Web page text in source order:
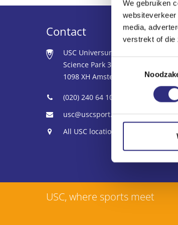
We gebruiken
media,
verstrekt of die
Contact
USC Universum
Science Park 306
1098 XH Amsterdam
(020) 240 64 10
usc@uscsport.nl
All USC locations
USC, where sports meet